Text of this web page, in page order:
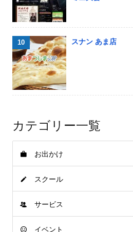
スナン あま店
カテゴリー一覧
お出かけ
スクール
サービス
イベント